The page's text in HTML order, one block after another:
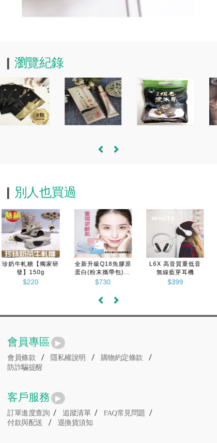
瀏覽紀錄
別人也買過
L6X 高音質重低音
無線藍芽耳機
$399
太極石能量牛樟芝漱
口水 (單瓶) 500ml/
瓶
$520
太極石能量牛樟芝漱
口水 (單瓶) 500ml/
瓶
$520
會員專區
會員條款 / 隱私權說明 / 購物約定條款 /
防詐騙提醒
客戶服務
訂單進度查詢 / 追蹤清單 / FAQ常見問題 /
付款與配送 / 退換貨須知